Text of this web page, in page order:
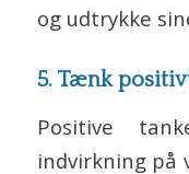
og udtrykke
5. Tænk
Positive
indvirkning på